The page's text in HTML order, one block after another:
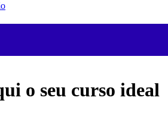
o seu curso ideal